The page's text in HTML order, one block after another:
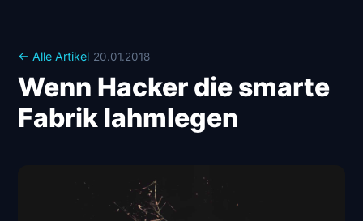
← Alle Artikel 20.01.2018
Wenn Hacker die smarte
Fabrik lahmlegen